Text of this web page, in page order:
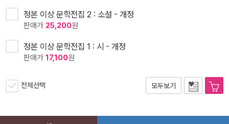
정본 이상 문학전집 2 : 소설 - 개정
판매가 25,200원
정본 이상 문학전집 1 : 시 - 개정
판매가 17,100원
전체선택 모두보기